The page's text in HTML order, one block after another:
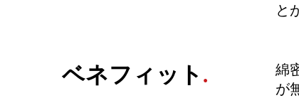
と
ベネフィット .
綿
が